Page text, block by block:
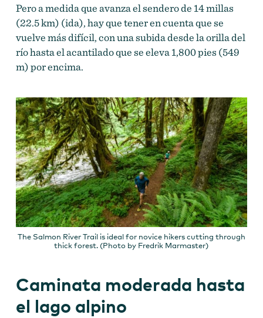
Pero a medida que avanza el sendero de 14 millas
(22.5 km) (ida), hay que tener en cuenta que se
vuelve más difícil, con una subida desde la orilla del
río hasta el acantilado que se eleva 1,800 pies (549
m) por encima.
The Salmon River Trail is ideal for novice hikers cutting through
thick forest. (Photo by Fredrik Marmaster)
Caminata moderada hasta
el lago alpino